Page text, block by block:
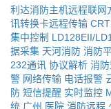
利达消防主机远程联网
讯转换卡远程传输
集中控制 LD128EII/
据采集 天河消防 消防
232通讯 协议解析 消防
警 网络传输 电话报警
防 短信提醒 实时监控
统 广州 医院 消防远程